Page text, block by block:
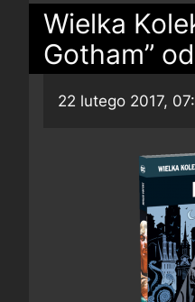
Wielka
Gotham”
22 lutego 2017,